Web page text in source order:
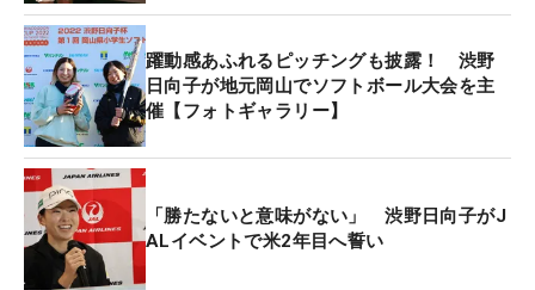
みな興味津々といった様子だった。
渋野の今季初戦は、2月23日から始まるアジアシリ
ーズ初戦の「ホンダLPGAタイランド」となる。シ
ード選手として臨む2年目のシーズンは、「勝ちた
い！」と米国本格参戦後は初となる優勝を強く意識
している。“高く飛躍する”という意味でもゲンのい
いアイテムとともに、掲げた目標に向かってフライ
トしていく。
躍動感あふれるピッチングも披露！ 渋野
日向子が地元岡山でソフトボール大会を主
催【フォトギャラリー】
「勝たないと意味がない」 渋野日向子がJ
ALイベントで米2年目へ誓い